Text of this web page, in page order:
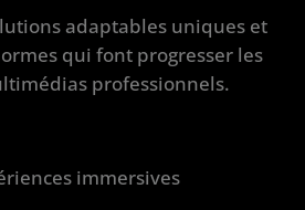
Démarrer
Ressources
adaptables uniques et
qui font progresser les
professionnels.
immersives